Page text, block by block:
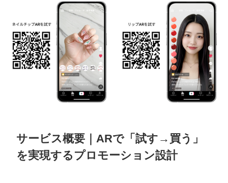
サービス概要｜ARで「試す→買う」
を実現するプロモーション設計